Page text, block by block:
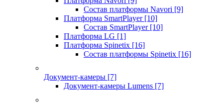
Состав платформы Navori [9]
Платформа SmartPlayer [10]
Состав SmartPlayer [10]
Платформа LG [1]
Платформа Spinetix [16]
Состав платформы Spinetix [16]
Документ-камеры [7]
Документ-камеры Lumens [7]